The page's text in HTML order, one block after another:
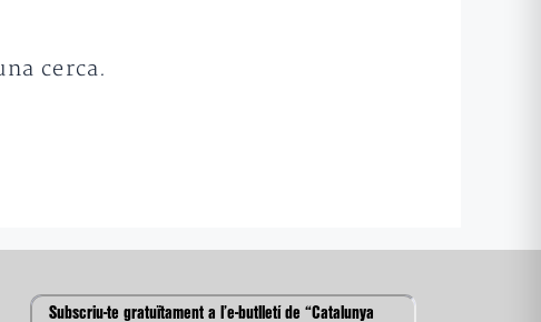
cerca.
Subscriu-te gratuïtament a l’e-butlletí de “Catalunya